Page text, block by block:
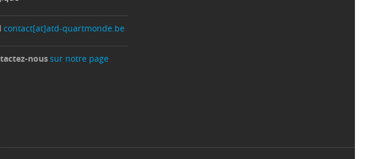
contact[at]atd-quartmonde.be
noussur notre page